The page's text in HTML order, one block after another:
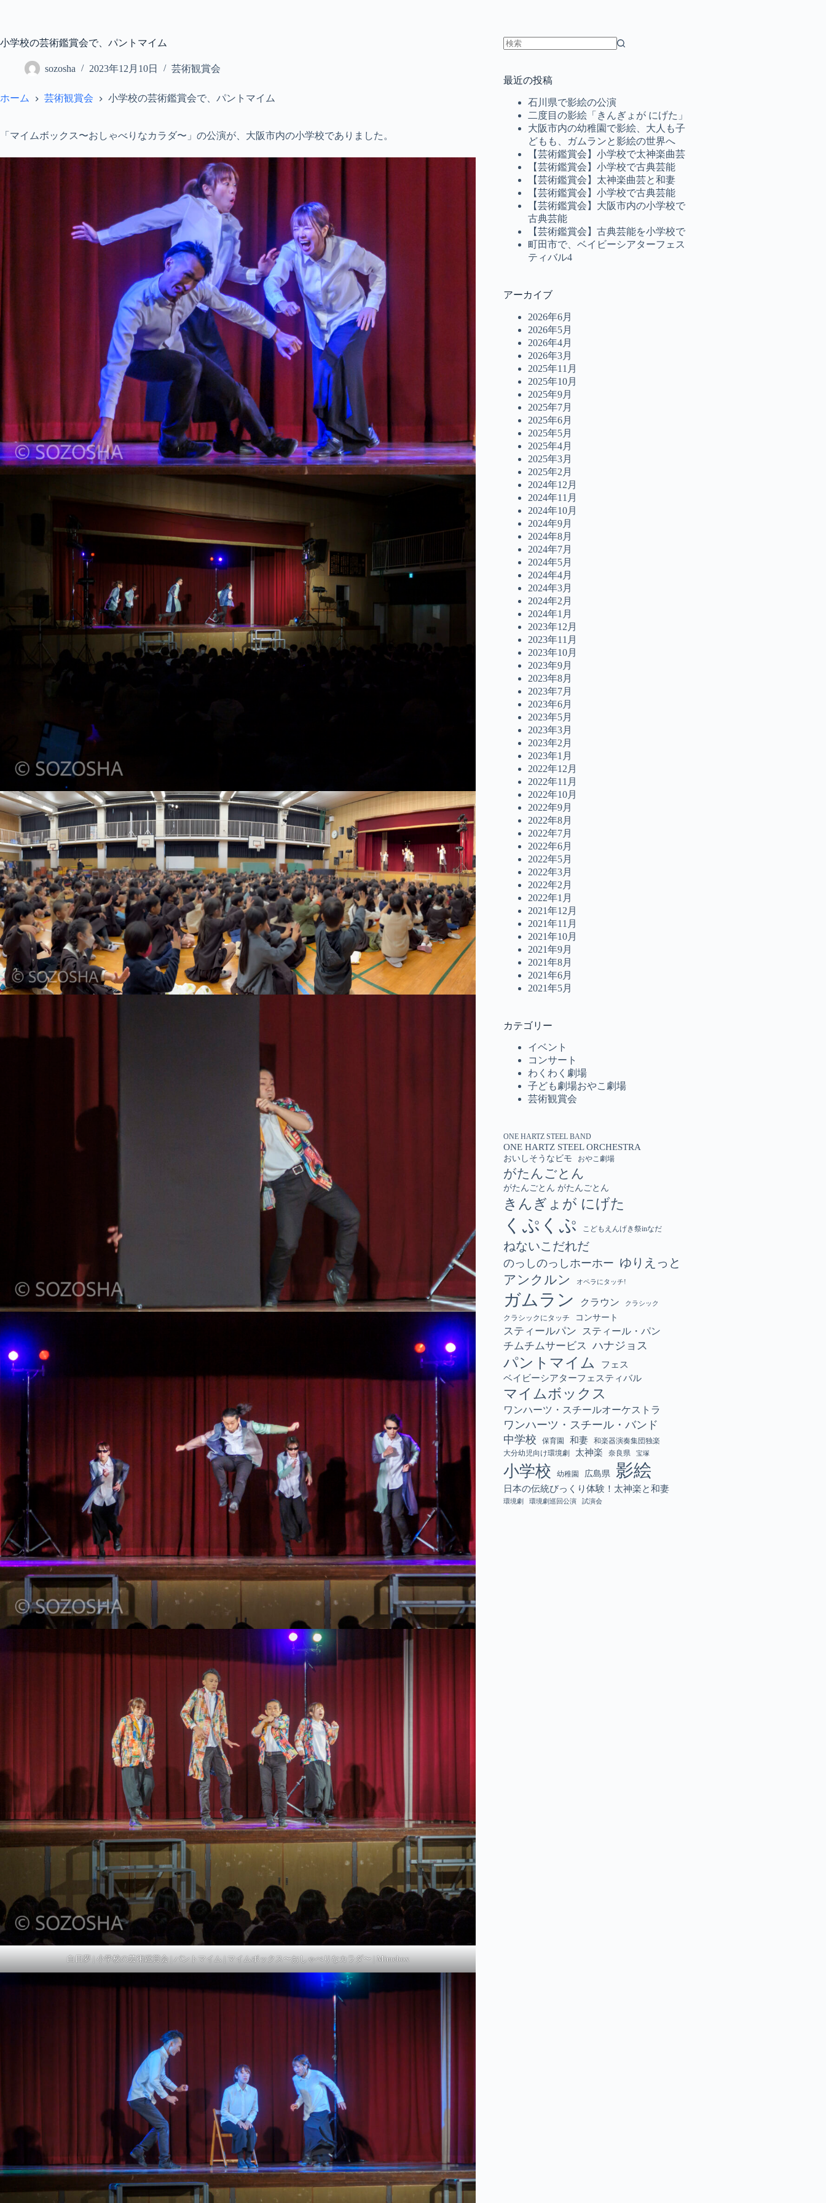
ン
キ
小学校の芸術鑑賞会で、パントマイム
sozosha 2023年12月10日 芸術観賞会
ホーム 芸術観賞会 小学校の芸術鑑賞会で、パントマイム
「マイムボックス〜おしゃべりなカラダ〜」の公演が、大阪市内の小学校でありました。
白日夢 | 小学校の芸術鑑賞会 | パントマイム | マイムボックス〜おしゃべりなカラダ〜 | Mimebox
な
最近の投稿
石川県で影絵の公演
二度目の影絵「きんぎょが にげた」
大阪市内の幼稚園で影絵、大人も子
どもも、ガムランと影絵の世界へ
【芸術鑑賞会】小学校で太神楽曲芸
【芸術鑑賞会】小学校で古典芸能
【芸術鑑賞会】太神楽曲芸と和妻
【芸術鑑賞会】小学校で古典芸能
【芸術鑑賞会】大阪市内の小学校で
古典芸能
【芸術鑑賞会】古典芸能を小学校で
町田市で、ベイビーシアターフェス
ティバル4
アーカイブ
2026年6月
2026年5月
2026年4月
2026年3月
2025年11月
2025年10月
2025年9月
2025年7月
2025年6月
2025年5月
2025年4月
2025年3月
2025年2月
2024年12月
2024年11月
2024年10月
2024年9月
2024年8月
2024年7月
2024年5月
2024年4月
2024年3月
2024年2月
2024年1月
2023年12月
2023年11月
2023年10月
2023年9月
2023年8月
2023年7月
2023年6月
2023年5月
2023年3月
2023年2月
2023年1月
2022年12月
2022年11月
2022年10月
2022年9月
2022年8月
2022年7月
2022年6月
2022年5月
2022年3月
2022年2月
2022年1月
2021年12月
2021年11月
2021年10月
2021年9月
2021年8月
2021年6月
2021年5月
カテゴリー
イベント
コンサート
わくわく劇場
子ども劇場おやこ劇場
芸術観賞会
ONE HARTZ STEEL BAND
ONE HARTZ STEEL ORCHESTRA
おいしそうなビモ おやこ劇場
がたんごとん
がたんごとん がたんごとん
きんぎょが にげた
くぷくぷ こどもえんげき祭inなだ
ねないこだれだ
のっしのっしホーホー ゆりえっと
アンクルン
オペラにタッチ!
ガムラン クラウン クラシック
クラシックにタッチ コンサート
スティールパン スティール・パン
チムチムサービス ハナジョス
パントマイム
フェス
ベイビーシアターフェスティバル
マイムボックス
ワンハーツ・スチールオーケストラ
ワンハーツ・スチール・バンド
中学校
保育園 和妻
和楽器演奏集団独楽
大分幼児向け環境劇
太神楽 奈良県 宝塚
小学校 幼稚園 広島県 影絵
日本の伝統びっくり体験！太神楽と和妻
環境劇 環境劇巡回公演 試演会